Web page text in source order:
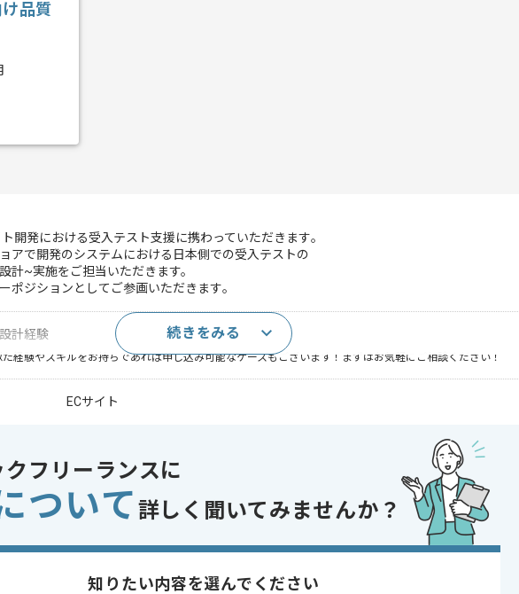
け品質
ト開発における受入テスト支援に携わっていただきます｡
アで開発のシステムにおける日本側での受入テストの
計~実施をご担当いただきます。
ポジションとしてご参画いただきます｡
計経験
経験やスキルをお持ちであれば申し込み可能なケースもございます！まずはお気軽にご相談ください！
ECサイト
有
間
140時間〜200時間
ト
15日
続きをみる
クフリーランスに
ついて 詳しく聞いてみませんか？
知りたい内容を選んでください